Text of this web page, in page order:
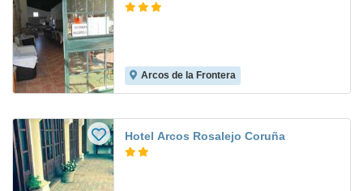
Arcos de la Frontera
Hotel Arcos Rosalejo Coruña